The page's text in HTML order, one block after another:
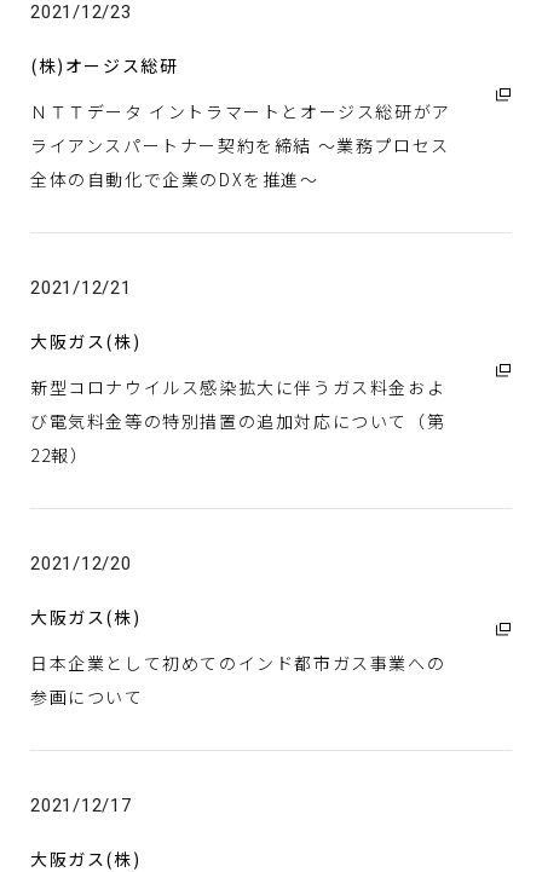
(株)宇部情報システム
2021/12/23
(株)オージス総研
ＮＴＴデータ イントラマートとオージス総研がア
ライアンスパートナー契約を締結 ～業務プロセス
全体の自動化で企業のDXを推進～
2021/12/21
大阪ガス(株)
新型コロナウイルス感染拡大に伴うガス料金およ
び電気料金等の特別措置の追加対応について（第
22報）
2021/12/20
大阪ガス(株)
日本企業として初めてのインド都市ガス事業への
参画について
2021/12/17
大阪ガス(株)